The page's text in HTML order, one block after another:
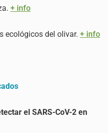
+ info
ecológicos del olivar. + info
el SARS-CoV-2 en